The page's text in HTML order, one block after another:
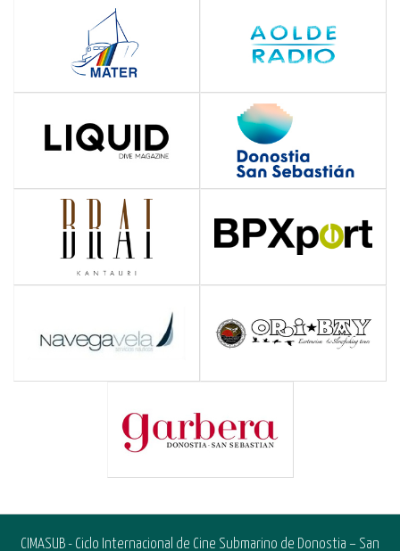
CIMASUB - Ciclo Internacional de Cine Submarino de Donostia – San